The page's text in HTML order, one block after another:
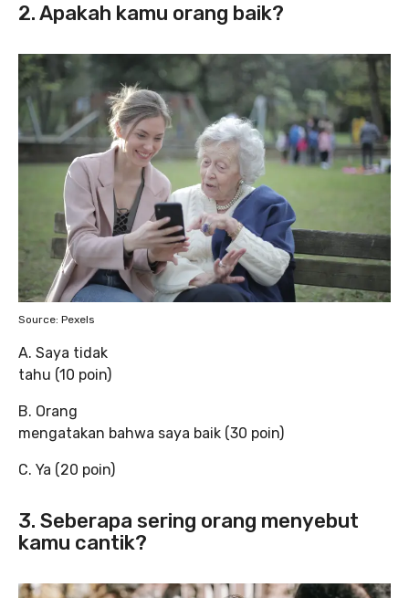
2. Apakah kamu orang baik?
Source: Pexels
A. Saya tidak
tahu (10 poin)
B. Orang
mengatakan bahwa saya baik (30 poin)
C. Ya (20 poin)
3. Seberapa sering orang menyebut
kamu cantik?